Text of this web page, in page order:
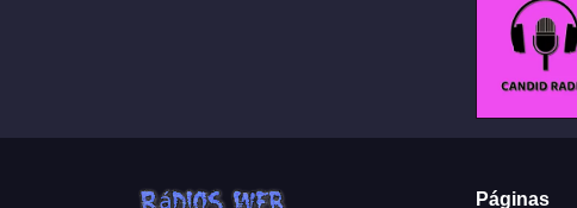
Páginas